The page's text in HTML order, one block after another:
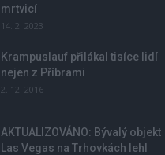
mrtvicí
14. 2. 2023
Krampuslauf přilákal tisíce lidí
nejen z Příbrami
2. 12. 2016
AKTUALIZOVÁNO: Bývalý objekt
Las Vegas na Trhovkách lehl